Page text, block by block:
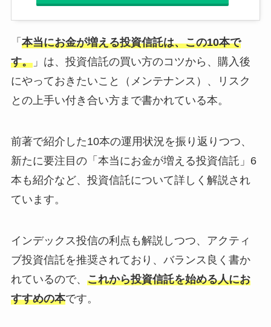
「 本当にお金が増える投資信託は、この10本で
す。」は、投資信託の買い方のコツから、購入後
にやっておきたいこと（メンテナンス）、リスク
との上手い付き合い方まで書かれている本。
前著で紹介した10本の運用状況を振り返りつつ、
新たに要注目の「本当にお金が増える投資信託」6
本も紹介など、投資信託について詳しく解説され
ています。
インデックス投信の利点も解説しつつ、アクティ
ブ投資信託を推奨されており、バランス良く書か
れているので、 これから投資信託を始める人にお
すすめの本です。